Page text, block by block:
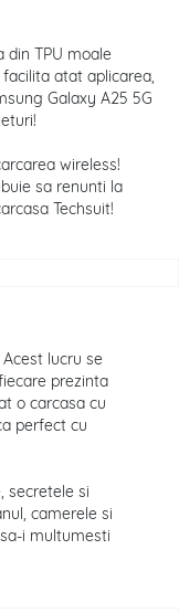
TPU moale
atat aplicarea,
Galaxy A25 5G
wireless!
sa renunti la
Techsuit!
lucru se
prezinta
o carcasa cu
perfect cu
secretele si
camerele si
i multumesti